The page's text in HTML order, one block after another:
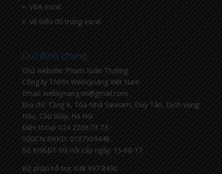
VBA excel
Vẽ biểu đồ trong excel
Qui định chung
Chủ website: Phạm Xuân Trường
Công ty TNHH Webkynang Việt Nam
Email: webkynang.vn@gmail.com
Địa chỉ: Tầng 6, Tòa Nhà Sannam, Duy Tân, Dịch Vọng
Hậu, Cầu Giấy, Hà Nội
Điện thoại: 024 2239 73 73
SốGCN ĐKKD: 0107959448
Sở KH&ĐT Hà nội cấp ngày: 15-08-17
Bộ phận hỗ trợ: 038 997 8430